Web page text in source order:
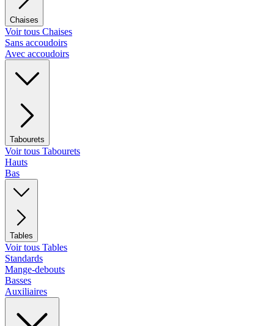
Chaises
Voir tous Chaises
Sans accoudoirs
Avec accoudoirs
Tabourets
Voir tous Tabourets
Hauts
Bas
Tables
Voir tous Tables
Standards
Mange-debouts
Basses
Auxiliaires